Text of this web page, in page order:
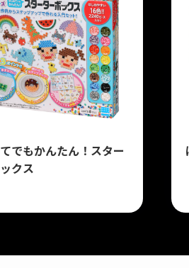
でもかんたん！スター
クス